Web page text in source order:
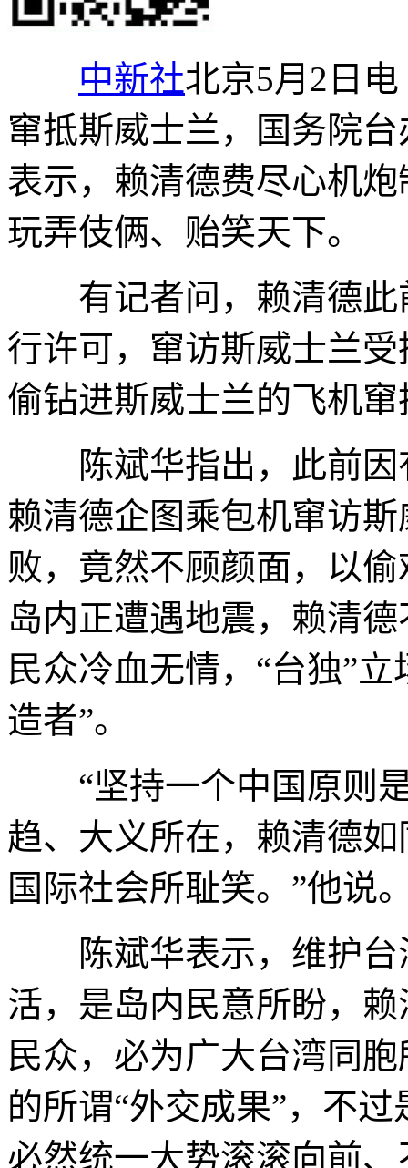
中新社北京5月2日
窜抵斯威士兰，国务院
表示，赖清德费尽心机
玩弄伎俩、贻笑天下。
有记者问，赖清德此
行许可，窜访斯威士兰
偷钻进斯威士兰的飞机
陈斌华指出，此前因
赖清德企图乘包机窜访
败，竟然不顾颜面，以
岛内正遭遇地震，赖清
民众冷血无情，“台独”
造者”。
“坚持一个中国原则是
趋、大义所在，赖清德
国际社会所耻笑。”他说
陈斌华表示，维护台
活，是岛内民意所盼，
民众，必为广大台湾同
的所谓“外交成果”，不
必然统一大势滚滚向前